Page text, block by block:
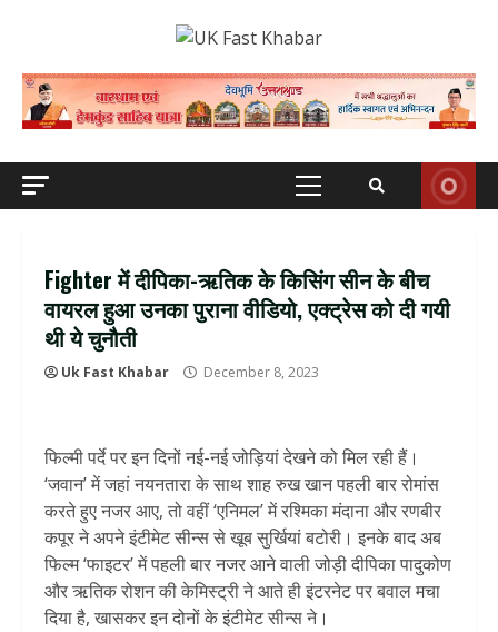
Primary
Fighter में दीपिका-ऋतिक के किसिंग सीन के बीच
वायरल हुआ उनका पुराना वीडियो, एक्ट्रेस को दी गयी
थी ये चुनौती
Uk Fast Khabar December 8, 2023
फिल्मी पर्दे पर इन दिनों नई-नई जोड़ियां देखने को मिल रही हैं।
‘जवान’ में जहां नयनतारा के साथ शाह रुख खान पहली बार रोमांस
करते हुए नजर आए, तो वहीं ‘एनिमल’ में रश्मिका मंदाना और रणबीर
कपूर ने अपने इंटीमेट सीन्स से खूब सुर्खियां बटोरी। इनके बाद अब
फिल्म ‘फाइटर’ में पहली बार नजर आने वाली जोड़ी दीपिका पादुकोण
और ऋतिक रोशन की केमिस्ट्री ने आते ही इंटरनेट पर बवाल मचा
दिया है, खासकर इन दोनों के इंटीमेट सीन्स ने।